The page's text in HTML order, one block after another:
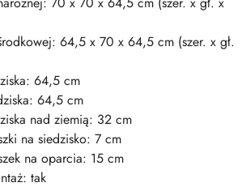
64,5 x 70 x 64,5 cm (szer. x gł.
64,5 cm
64,5 cm
nad ziemią: 32 cm
na siedzisko: 7 cm
na oparcia: 15 cm
tak